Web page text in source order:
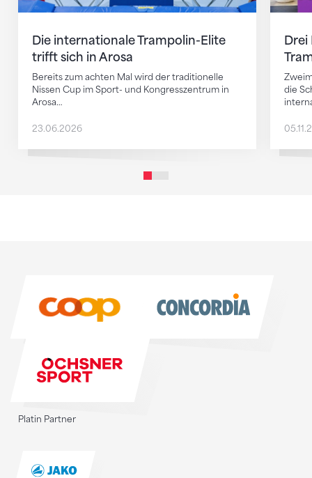
Die internationale Trampolin-Elite
trifft sich in Arosa
Bereits zum achten Mal wird der traditionelle
Nissen Cup im Sport- und Kongresszentrum in
Arosa…
23.06.2026
Drei
die
Platin Partner